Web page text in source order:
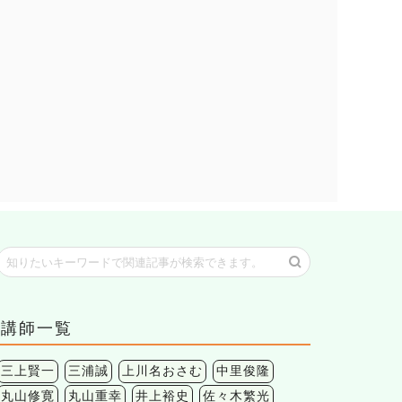
講師一覧
三上賢一 三浦誠 上川名おさむ
中里俊隆
丸山修寛
丸山重幸 井上裕史 佐々木繁光